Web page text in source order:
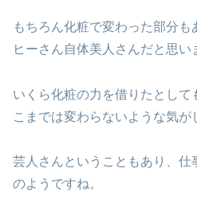
もちろん化粧で変わった部分も
ヒーさん自体美人さんだと思い
いくら化粧の力を借りたとして
こまでは変わらないような気が
芸人さんということもあり、仕
のようですね。